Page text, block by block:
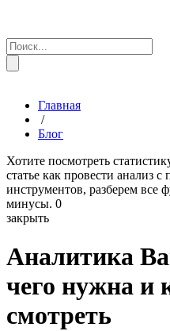
Главная
/
Блог
Хотите посмотреть
статье как провести анализ
инструментов, разберем
минусы. 0
закрыть
Аналитика
чего нужна и
смотреть